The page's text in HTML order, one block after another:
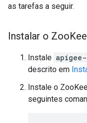
as tarefas a seguir.
Instalar o Zoo
Instale
descrito em
Instale o
seguintes